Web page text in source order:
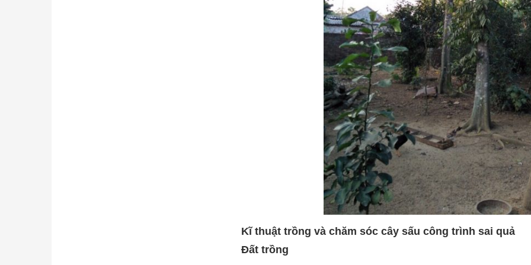
Kĩ thuật trồng và chăm sóc cây sấu công trình sai quả
Đất trồng